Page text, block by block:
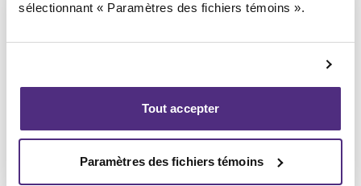
sélectionnant « Paramètres des fichiers témoins ».
Tout accepter
Paramètres des fichiers témoins
Jean-François Cusson
CPA, PAIR, SAI